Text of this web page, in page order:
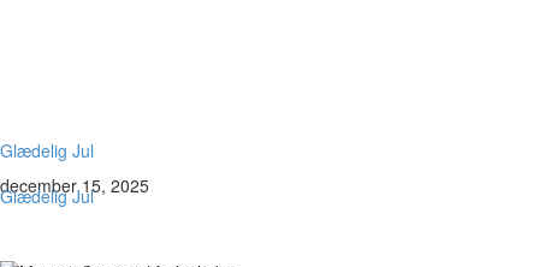
Glædelig Jul
december 15, 2025
Glædelig Jul